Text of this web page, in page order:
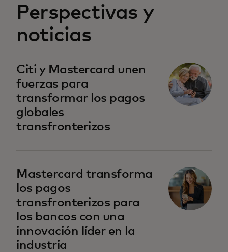
Perspectivas y
noticias
Citi y Mastercard unen
fuerzas para
transformar los pagos
globales
transfronterizos
Mastercard transforma
los pagos
transfronterizos para
los bancos con una
innovación líder en la
industria